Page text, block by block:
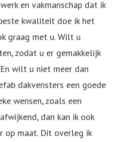
en vakmanschap dat ik
kwaliteit doe ik het
graag met u. Wilt u
zodat u er gemakkelijk
wilt u niet meer dan
dakvensters een goede
wensen, zoals een
dan kan ik ook
op maat. Dit overleg ik